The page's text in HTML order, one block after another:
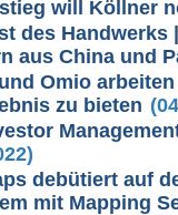
will Köllner
des Handwerks
aus China und
Omio
zu bieten
debütiert auf
mit Mapping